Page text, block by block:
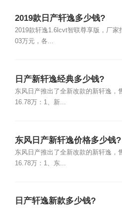
2019款日产轩逸多少钱?
2019款轩逸1.6lcvt智联尊享版，厂家
03万元，各...
日产新轩逸经典多少钱?
东风日产推出了全新改款的新轩逸，
16.78万：1、新...
东风日产新轩逸价格多少钱?
东风日产推出了全新改款的新轩逸，
16.78万：1、东...
日产轩逸新款多少钱?